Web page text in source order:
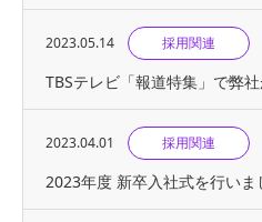
2023.05.14 採用関連
TBSテレビ「報道特集」で弊
2023.04.01 採用関連
2023年度 新卒入社式を行いま